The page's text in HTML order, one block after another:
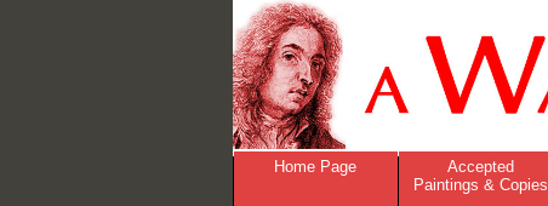
Home Page
Accepted
Paintings & Copies